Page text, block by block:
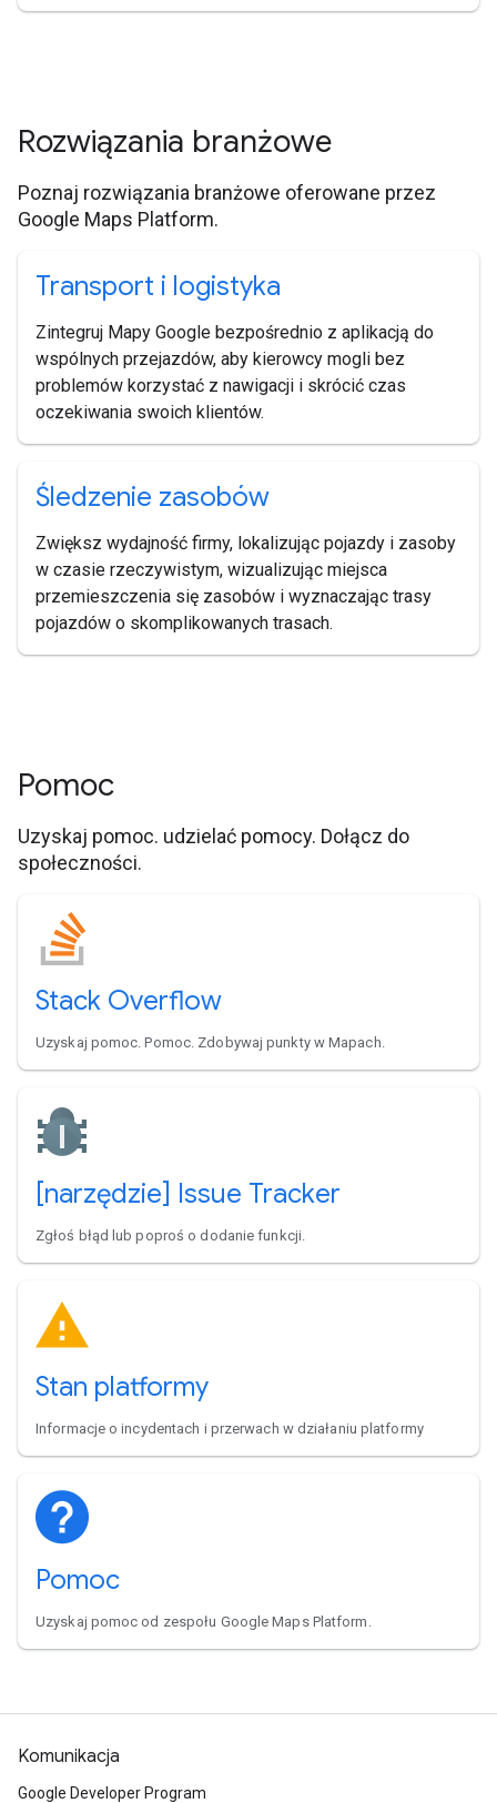
Rozwiązania branżowe
Poznaj rozwiązania branżowe oferowane przez
Google Maps Platform.
Transport i logistyka
Zintegruj Mapy Google bezpośrednio z aplikacją do
wspólnych przejazdów, aby kierowcy mogli bez
problemów korzystać z nawigacji i skrócić czas
oczekiwania swoich klientów.
Śledzenie zasobów
Zwiększ wydajność firmy, lokalizując pojazdy i zasoby
w czasie rzeczywistym, wizualizując miejsca
przemieszczenia się zasobów i wyznaczając trasy
pojazdów o skomplikowanych trasach.
Pomoc
Uzyskaj pomoc. udzielać pomocy. Dołącz do
społeczności.
Stack Overflow
Uzyskaj pomoc. Pomoc. Zdobywaj punkty w Mapach.
[narzędzie] Issue Tracker
Zgłoś błąd lub poproś o dodanie funkcji.
Stan platformy
Informacje o incydentach i przerwach w działaniu platformy
Pomoc
Uzyskaj pomoc od zespołu Google Maps Platform.
Komunikacja
Google Developer Program